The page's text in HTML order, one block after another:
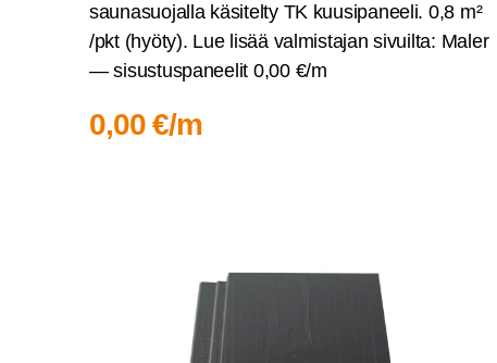
sau­na­suo­jal­la käsi­tel­ty TK kuusi­pa­nee­li. 0,8 m²
/pkt (hyö­ty). Lue lisää val­mis­ta­jan sivuil­ta: Maler
— sisus­tus­pa­nee­lit 0,00 €/m
0,00 €/m